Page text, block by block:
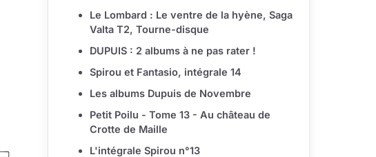
Le Lombard : Le ventre de la hyène, Saga
Valta T2, Tourne-disque
DUPUIS : 2 albums à ne pas rater !
Spirou et Fantasio, intégrale 14
Les albums Dupuis de Novembre
Petit Poilu - Tome 13 - Au château de
Crotte de Maille
L'intégrale Spirou n°13